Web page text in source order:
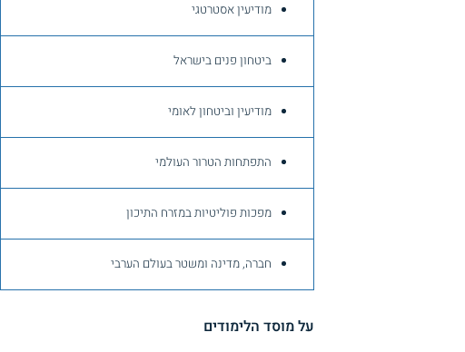
מודיעין אסטרטגי
ביטחון פנים בישראל
מודיעין וביטחון לאומי
התפתחות הטרור העולמי
מפכות פוליטיות במזרח התיכון
חברה, מדינה ומשטר בעולם הערבי
על מוסד הלימודים